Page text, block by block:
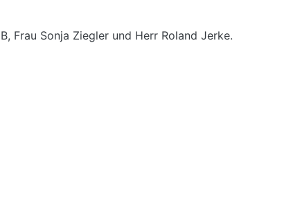
Frau Sonja Ziegler und Herr Roland Jerke.